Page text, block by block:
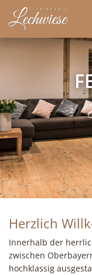
Herzlich
Innerhalb der
zwischen
hochklassig